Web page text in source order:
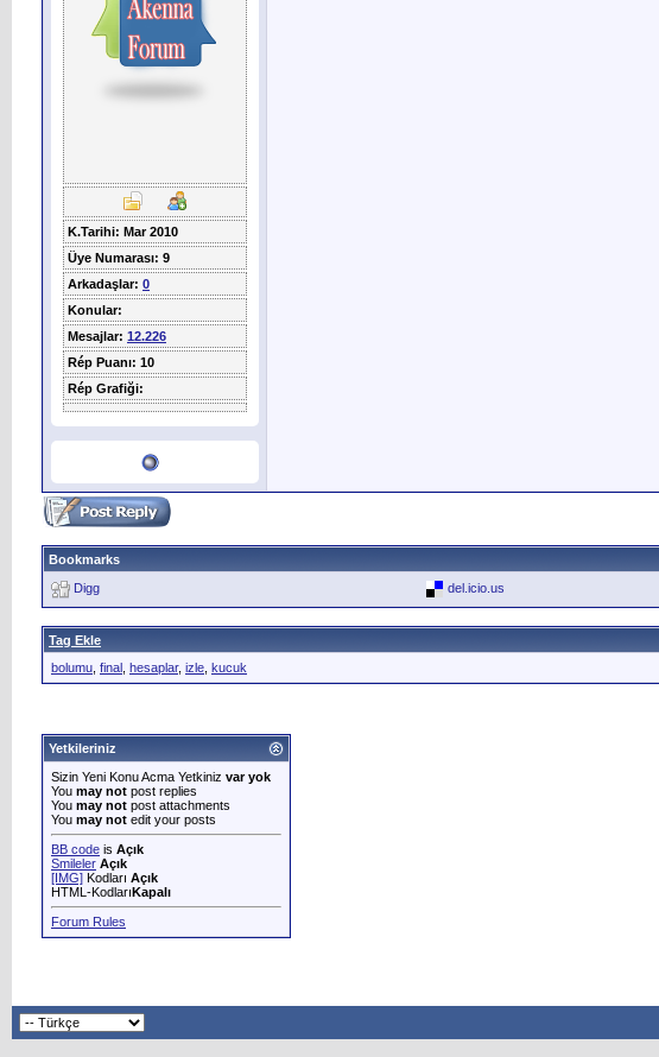
K.Tarihi: Mar 2010
Üye Numarası: 9
Arkadaşlar: 0
Konular:
Mesajlar: 12.226
Rép Puanı: 10
Rép Grafiği:
Bookmarks
Digg
del.icio.us
Tag Ekle
bolumu final hesaplar, izle kucuk
Yetkileriniz
Sizin Yeni Konu Acma Yetkiniz var yok
You may not post replies
You may not post attachments
You may not edit your posts
BB code is Açık
Smileler Açık
[IMG] Kodları Açık
HTML-KodlarıKapalı
Forum Rules